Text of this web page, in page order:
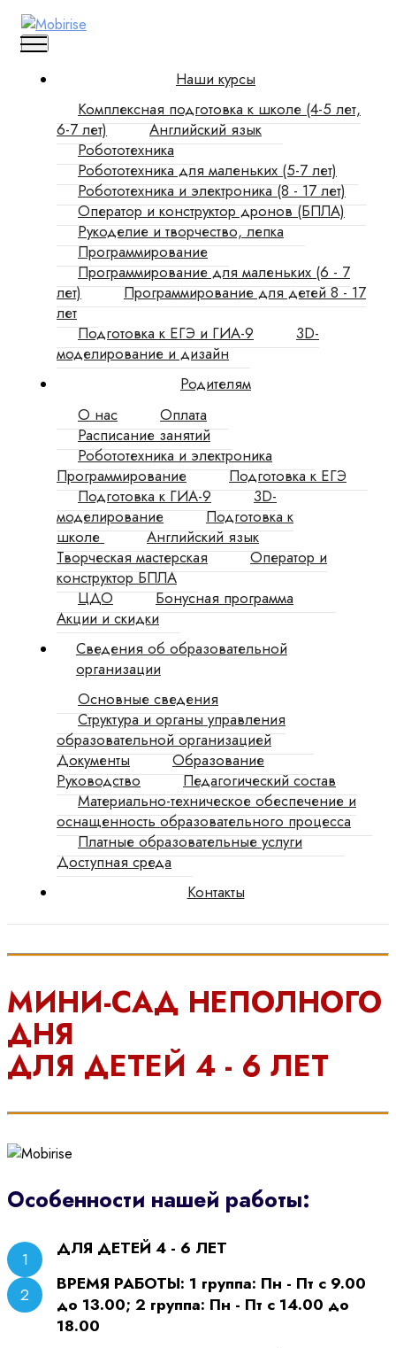
Наши курсы
Комплексная подготовка к школе (4-5 лет,
6-7 лет)
Английский язык
Робототехника
Робототехника для маленьких (5-7 лет)
Робототехника и электроника (8 - 17 лет)
Оператор и конструктор дронов (БПЛА)
Рукоделие и творчество, лепка
Программирование
Программирование для маленьких (6 - 7
лет)
Программирование для детей 8 - 17
лет
Подготовка к ЕГЭ и ГИА-9
3D-
моделирование и дизайн
Родителям
О нас
Оплата
Расписание занятий
Робототехника и электроника
Программирование
Подготовка к ЕГЭ
Подготовка к ГИА-9
3D-
моделирование
Подготовка к
школе
Английский язык
Творческая мастерская
Оператор и
конструктор БПЛА
ЦДО
Бонусная программа
Акции и скидки
Сведения об образовательной
организации
Основные сведения
Структура и органы управления
образовательной организацией
Документы
Образование
Руководство
Педагогический состав
Материально-техническое обеспечение и
оснащенность образовательного процесса
Платные образовательные услуги
Доступная среда
Контакты
МИНИ-САД НЕПОЛНОГО
ДНЯ
ДЛЯ ДЕТЕЙ 4 - 6 ЛЕТ
Особенности нашей работы:
ДЛЯ ДЕТЕЙ 4 - 6 ЛЕТ
ВРЕМЯ РАБОТЫ: 1 группа: Пн - Пт с 9.00
до 13.00; 2 группа: Пн - Пт с 14.00 до
18.00